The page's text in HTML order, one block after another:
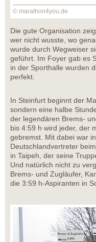
© marathon4you.de
Die gute Organisation
wer nicht wusste, wo
wurde durch Wegweiser
geführt. Im Foyer gab es
in der Sporthalle wurden
perfekt.
In Steinfurt beginnt der
sondern eine halbe
der legendären Brems-
bis 4:59 h wird jeder, der
gebremst. Mit dabei war
Deutschlandvertreter
in Taipeh, der seine
Und natürlich nicht zu
Brems- und Zugläufer,
die 3:59 h-Aspiranten in